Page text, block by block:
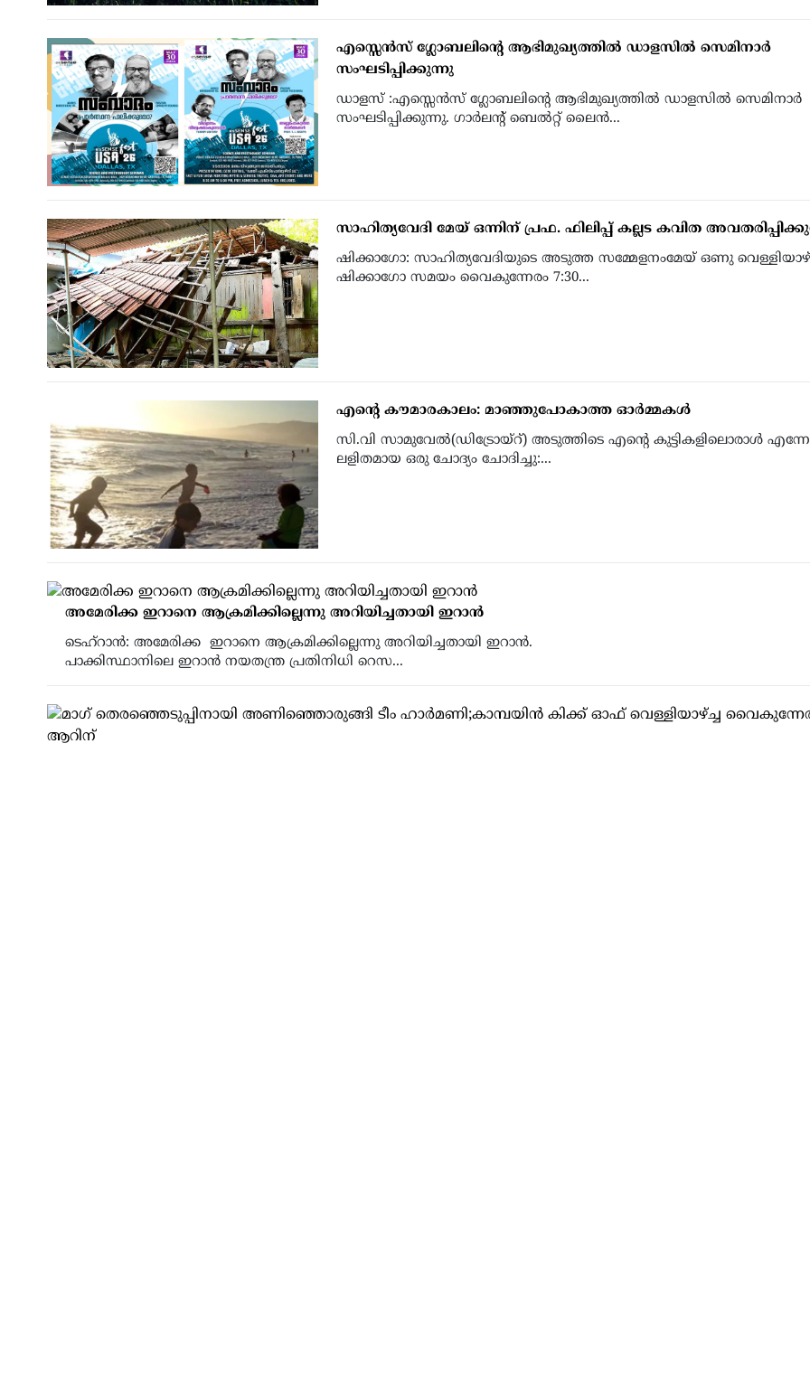
എസ്സെന്‍സ് ഗ്ലോബലിന്റെ ആഭിമുഖ്യത്തില്‍ ഡാളസില്‍ സെമിനാര്‍
സംഘടിപ്പിക്കുന്നു
ഡാളസ് :എസ്സെന്‍സ് ഗ്ലോബലിന്റെ ആഭിമുഖ്യത്തില്‍ ഡാളസില്‍ സെമിനാര്‍
സംഘടിപ്പിക്കുന്നു. ഗാര്‍ലന്റ് ബെല്‍റ്റ് ലൈന്‍...
സാഹിത്യവേദി മേയ് ഒന്നിന് പ്രഫ. ഫിലിപ്പ് കല്ലട കവിത
ഷിക്കാഗോ: സാഹിത്യവേദിയുടെ അടുത്ത സമ്മേളനംമേയ് ഒണു
ഷിക്കാഗോ സമയം വൈകുന്നേരം 7:30...
എന്റെ കൗമാരകാലം: മാഞ്ഞുപോകാത്ത ഓര്‍മ്മകള്‍
സി.വി സാമുവേല്‍(ഡിട്രോയ്‌റ്) അടുത്തിടെ എന്റെ കുട്ടികളിലൊരാള്‍
ലളിതമായ ഒരു ചോദ്യം ചോദിച്ചു:...
അമേരിക്ക ഇറാനെ ആക്രമിക്കില്ലെന്നു അറിയിച്ചതായി ഇറാൻ
ടെഹ്റാന്‍: അമേരിക്ക ഇറാനെ ആക്രമിക്കില്ലെന്നു അറിയിച്ചതായി ഇറാൻ.
പാക്കിസ്ഥാനിലെ ഇറാൻ നയതന്ത്ര പ്രതിനിധി റെസ...